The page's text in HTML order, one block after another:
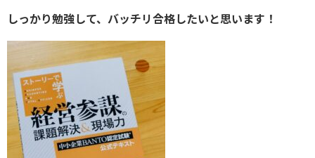
しっかり勉強して、バッチリ合格したいと思います！